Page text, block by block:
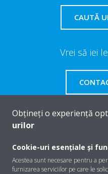
CAUTĂ
Vrei să iei
Despre Daikin
Obțineți o experiență
urilor
Cookie-uri esențiale și
Acestea sunt necesare pentru a
furnizarea serviciilor pe care le